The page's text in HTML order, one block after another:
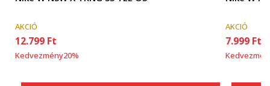
AKCIÓ
12.799 Ft
Kedvezmény20%
AKCIÓ
7.999 Ft